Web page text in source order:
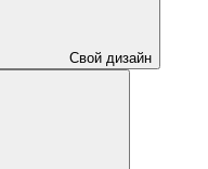
Свой дизайн